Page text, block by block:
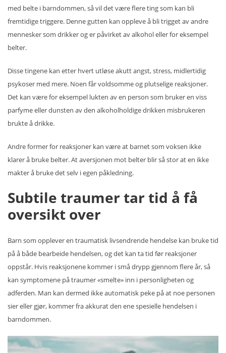
med belte i barndommen, så vil det være flere ting som kan bli
fremtidige triggere. Denne gutten kan oppleve å bli trigget av andre
mennesker som drikker og er påvirket av alkohol eller for eksempel
belter.
Disse tingene kan etter hvert utløse akutt angst, stress, midlertidig
psykoser med mere. Noen får voldsomme og plutselige reaksjoner.
Det kan være for eksempel lukten av en person som bruker en viss
parfyme eller dunsten av den alkoholholdige drikken misbrukeren
brukte å drikke.
Andre former for reaksjoner kan være at barnet som voksen ikke
klarer å bruke belter. At aversjonen mot belter blir så stor at en ikke
makter å bruke det selv i egen påkledning.
Subtile traumer tar tid å få
oversikt over
Barn som opplever en traumatisk livsendrende hendelse kan bruke tid
på å både bearbeide hendelsen, og det kan ta tid før reaksjoner
oppstår. Hvis reaksjonene kommer i små drypp gjennom flere år, så
kan symptomene på traumer «smelte» inn i personligheten og
adferden. Man kan dermed ikke automatisk peke på at noe personen
sier eller gjør, kommer fra akkurat den ene spesielle hendelsen i
barndommen.